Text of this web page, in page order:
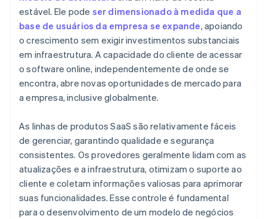
estável. Ele pode ser dimensionado à medida que a
base de usuários da empresa se expande, apoiando
o crescimento sem exigir investimentos substanciais
em infraestrutura. A capacidade do cliente de acessar
o software online, independentemente de onde se
encontra, abre novas oportunidades de mercado para
a empresa, inclusive globalmente.
As linhas de produtos SaaS são relativamente fáceis
de gerenciar, garantindo qualidade e segurança
consistentes. Os provedores geralmente lidam com as
atualizações e a infraestrutura, otimizam o suporte ao
cliente e coletam informações valiosas para aprimorar
suas funcionalidades. Esse controle é fundamental
para o desenvolvimento de um modelo de negócios